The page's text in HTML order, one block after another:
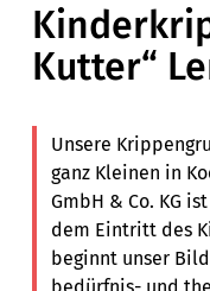
Kutter“
Unsere
ganz Kleinen in
GmbH & Co. KG
dem Eintritt des
beginnt unser
bedürfnis- und